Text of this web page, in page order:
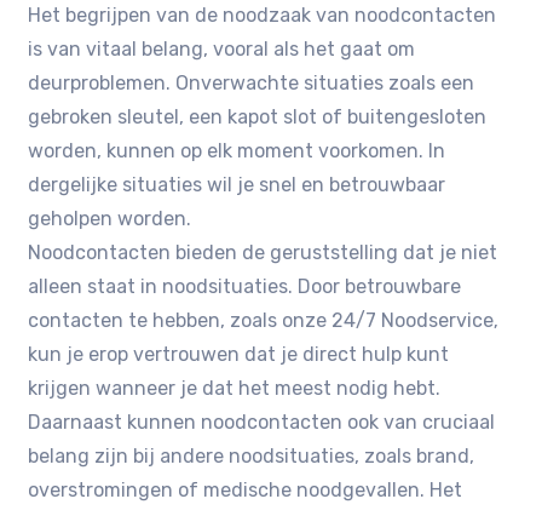
Het begrijpen van de noodzaak van noodcontacten
is van vitaal belang, vooral als het gaat om
deurproblemen. Onverwachte situaties zoals een
gebroken sleutel, een kapot slot of buitengesloten
worden, kunnen op elk moment voorkomen. In
dergelijke situaties wil je snel en betrouwbaar
geholpen worden.
Noodcontacten bieden de geruststelling dat je niet
alleen staat in noodsituaties. Door betrouwbare
contacten te hebben, zoals onze 24/7 Noodservice٫
kun je erop vertrouwen dat je direct hulp kunt
krijgen wanneer je dat het meest nodig hebt.
Daarnaast kunnen noodcontacten ook van cruciaal
belang zijn bij andere noodsituaties, zoals brand,
overstromingen of medische noodgevallen. Het